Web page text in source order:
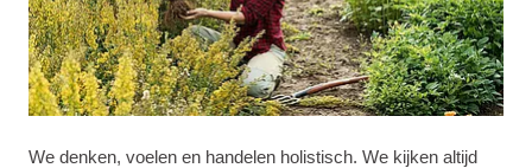
We denken, voelen en handelen holistisch. We kijken altijd